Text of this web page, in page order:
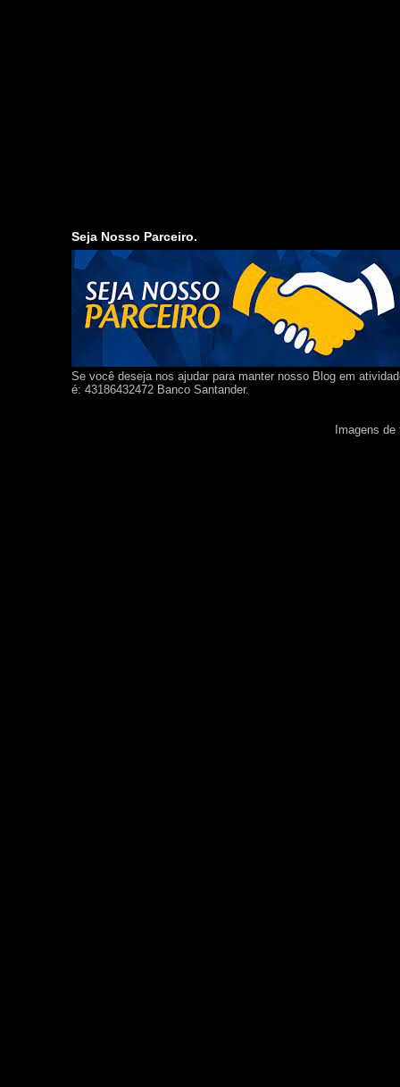
Seja Nosso Parceiro.
Se você deseja nos ajudar para manter nosso Blog em
é: 43186432472 Banco Santander.
Imagens